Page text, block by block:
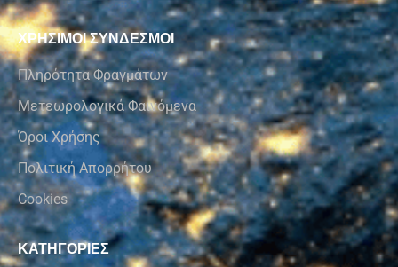
ΧΡΗΣΙΜΟΙ ΣΥΝΔΕΣΜΟΙ
Πληρότητα Φραγμάτων
Μετεωρολογικά Φαινόμενα
Όροι Χρήσης
Πολιτική Απορρήτου
Cookies
ΚΑΤΗΓΟΡΙΕΣ